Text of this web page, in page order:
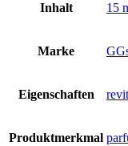
Inhalt 15
Marke
Eigenschaften
Produktmerkmal